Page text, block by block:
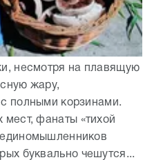
несмотря на плавящую
жару,
полными корзинами.
мест, фанаты «тихой
буквально чешутся...